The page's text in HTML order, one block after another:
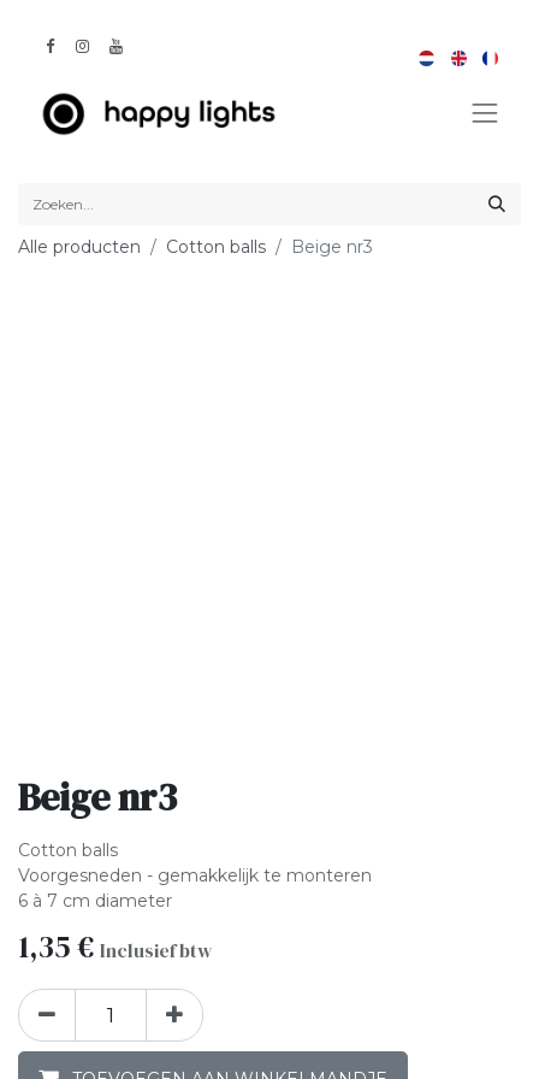
Alle producten Cotton balls Beige nr3
Beige nr3
Cotton balls
Voorgesneden - gemakkelijk te monteren
6 à 7 cm diameter
1,35€ Inclusief btw